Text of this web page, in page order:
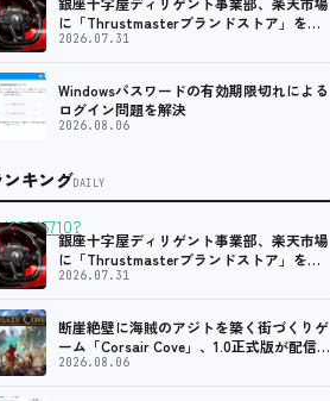
に「Thrustmasterブランドストア」をオ
ープン。記念キャンペーンでポイントアッ
ローラーを中心に、幅広くラインナップ
2026.07.31
Windowsパスワードの有効期限切れによる
ログイン問題を解決
2026.08.06
ンキングDAILY
銀座十字屋ディリゲント事業部、楽天市場
に「Thrustmasterブランドストア」をオ
ープン。記念キャンペーンでポイントアッ
ローラーを中心に、幅広くラインナップ
2026.07.31
断崖絶壁に海賊のアジトを築く街づくりゲ
ーム「Corsair Cove」、1.0正式版が配信開
始！
2026.08.06